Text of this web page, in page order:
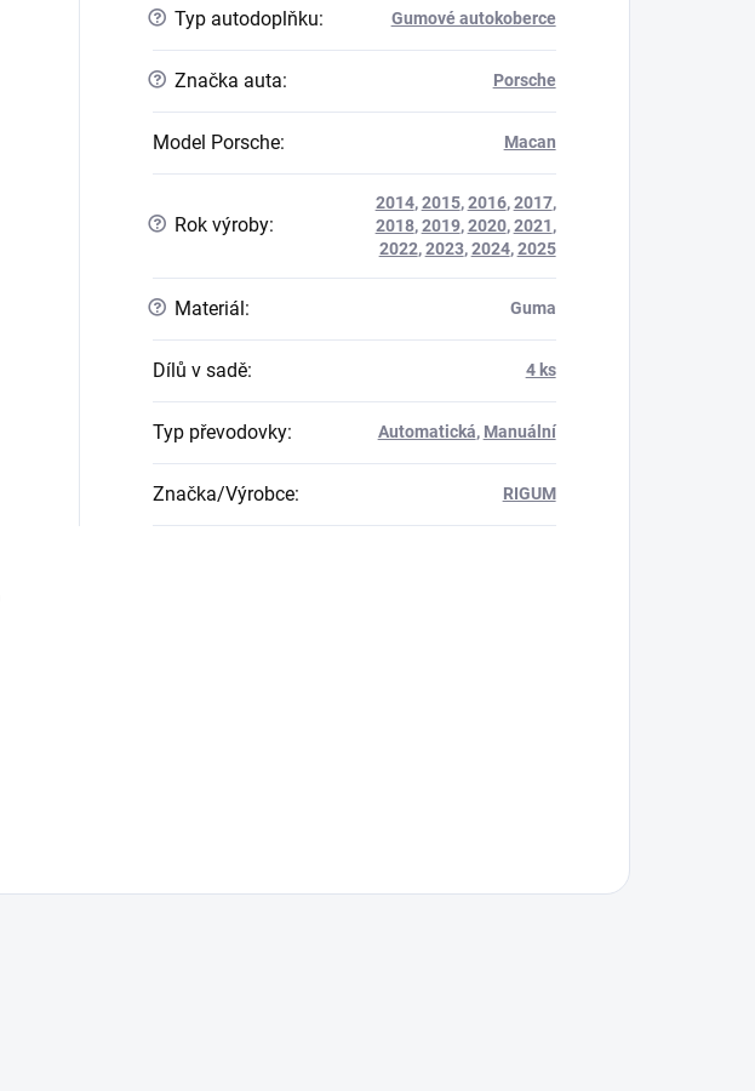
? Typ autodoplňku: Gumové autokoberce
? Značka auta: Porsche
Model Porsche: Macan
? Rok výroby:
2014,2015,2016,2017,
2018,2019,2020,2021,
2022,2023,2024,2025
? Materiál: Guma
Dílů v sadě: 4 ks
Typ převodovky: Automatická, Manuální
Značka/Výrobce: RIGUM